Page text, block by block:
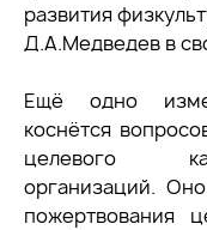
развития
Д.А.Медведев в
Ещё одно
коснётся
целевого
организаций.
пожертвования